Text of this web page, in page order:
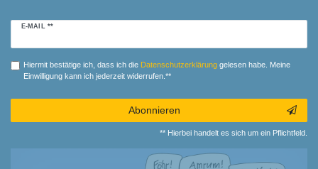
E-MAIL **
Newsletter
Hiermit bestätige ich, dass ich die Daten­schutz­erklärunggelesen habe. Meine
Einwilligung kann ich jederzeit widerrufen.**
Abonnieren
** Hierbei handelt es sich um ein Pflichtfeld.